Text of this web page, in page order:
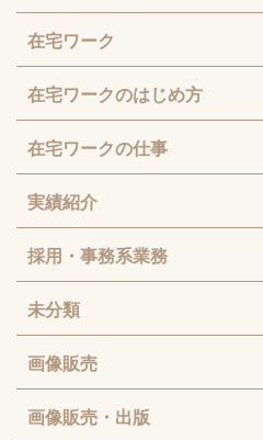
在宅ワーク
在宅ワークのはじめ方
在宅ワークの仕事
実績紹介
採用・事務系業務
未分類
画像販売
画像販売・出版